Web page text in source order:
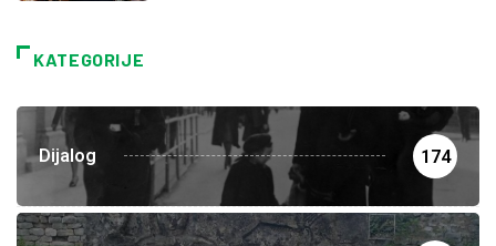
KATEGORIJE
Dijalog 174